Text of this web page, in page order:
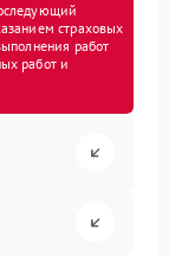
страховых
работ
работ и